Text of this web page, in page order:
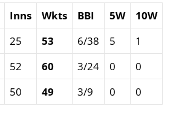
Inns Wkts BBI 5W
10W
25 53 6/38 5
1
52 60 3/24 0
0
50 49 3/9 0 0